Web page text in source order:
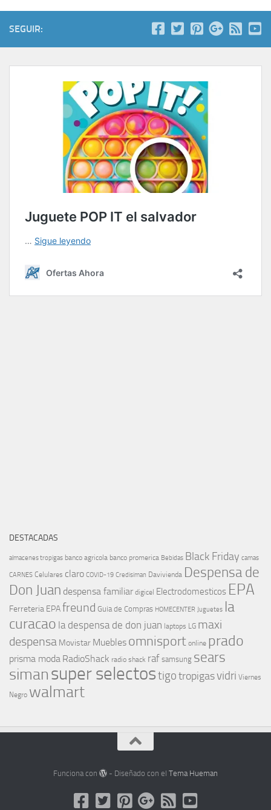
SEGUIR:
DESTACADAS
almacenes tropigas banco agricola banco promerica Bebidas Black Friday camas
CARNES Celulares claro COVID-19 Credisiman Davivienda Despensa de
Don Juan despensa familiar digicel Electrodomesticos EPA
Ferreteria EPAfreund Guia de Compras HOMECENTER Juguetes la
curacao la despensa de don juan laptops LG maxi
despensa Movistar Muebles omnisport online prado
prisma moda RadioShack radio shack raf samsung sears
simansuper selectostigotropigasvidri Viernes
Negro walmart
Funciona con - Diseñado con elTema Hueman